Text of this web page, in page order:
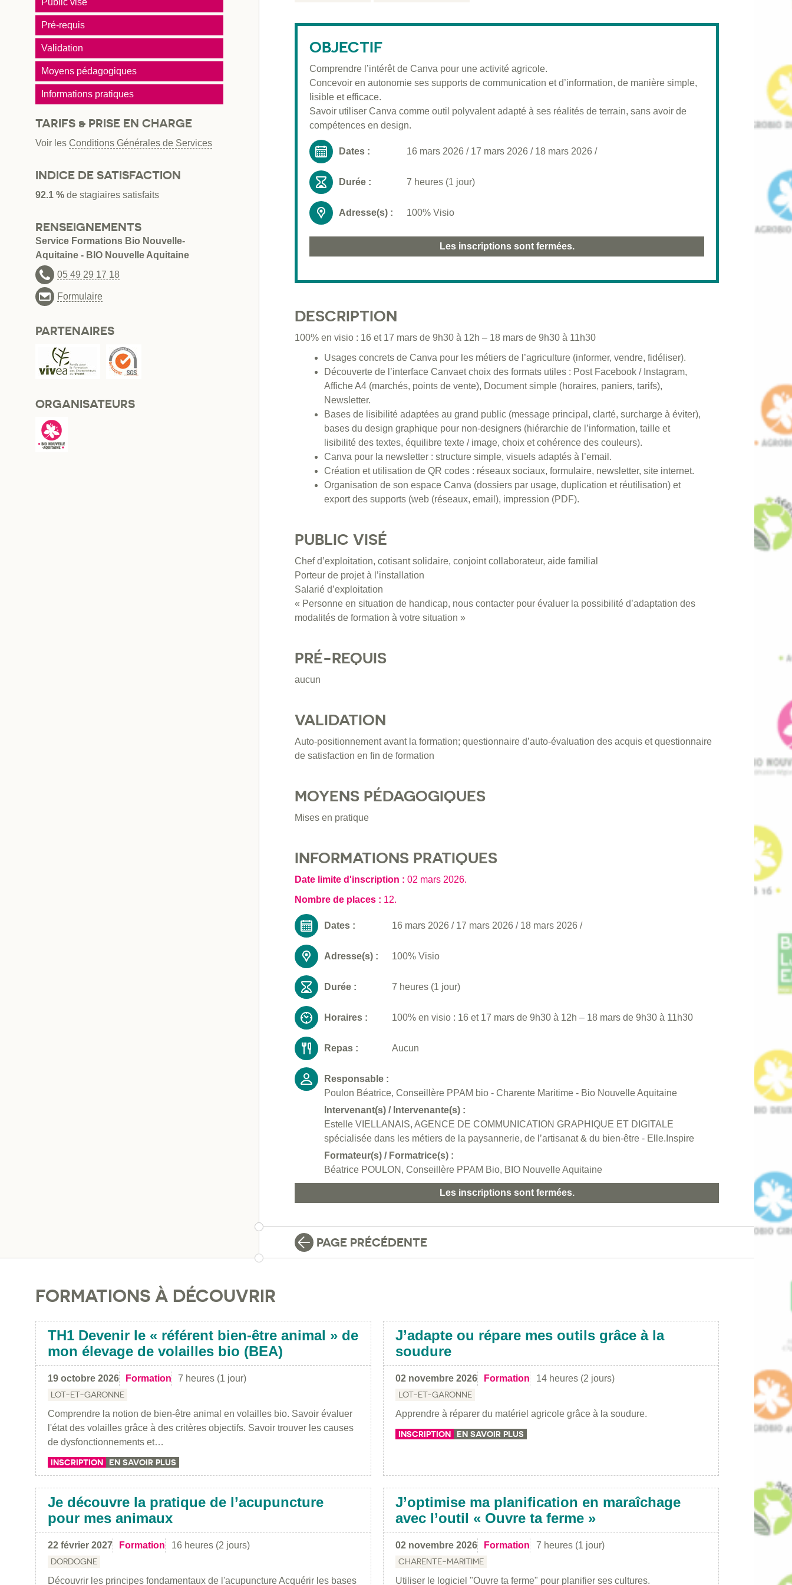
OBJECTIF
Comprendre l’intérêt de Canva pour une activité agricole.
Concevoir en autonomie ses supports de communication et d’information, de manière simple,
lisible et efficace.
Savoir utiliser Canva comme outil polyvalent adapté à ses réalités de terrain, sans avoir de
compétences en design.
Dates : 16 mars 2026 / 17 mars 2026 / 18 mars 2026 /
Durée : 7 heures (1 jour)
Adresse(s) : 100% Visio
Les inscriptions sont fermées.
DESCRIPTION
100% en visio : 16 et 17 mars de 9h30 à 12h – 18 mars de 9h30 à 11h30
Usages concrets de Canva pour les métiers de l’agriculture (informer, vendre, fidéliser).
Découverte de l’interface Canvaet choix des formats utiles : Post Facebook / Instagram,
Affiche A4 (marchés, points de vente), Document simple (horaires, paniers, tarifs),
Newsletter.
Bases de lisibilité adaptées au grand public (message principal, clarté, surcharge à éviter),
bases du design graphique pour non-designers (hiérarchie de l’information, taille et
lisibilité des textes, équilibre texte / image, choix et cohérence des couleurs).
Canva pour la newsletter : structure simple, visuels adaptés à l’email.
Création et utilisation de QR codes : réseaux sociaux, formulaire, newsletter, site internet.
Organisation de son espace Canva (dossiers par usage, duplication et réutilisation) et
export des supports (web (réseaux, email), impression (PDF).
PUBLIC VISÉ
Chef d’exploitation, cotisant solidaire, conjoint collaborateur, aide familial
Porteur de projet à l’installation
Salarié d’exploitation
« Personne en situation de handicap, nous contacter pour évaluer la possibilité d’adaptation des
modalités de formation à votre situation »
PRÉ-REQUIS
aucun
VALIDATION
Auto-positionnement avant la formation; questionnaire d’auto-évaluation des acquis et questionnaire
de satisfaction en fin de formation
MOYENS PÉDAGOGIQUES
Mises en pratique
INFORMATIONS PRATIQUES
Date limite d'inscription : 02 mars 2026.
Nombre de places : 12.
Dates : 16 mars 2026 / 17 mars 2026 / 18 mars 2026 /
Adresse(s) : 100% Visio
Durée : 7 heures (1 jour)
Horaires : 100% en visio : 16 et 17 mars de 9h30 à 12h – 18 mars de 9h30 à 11h30
Repas : Aucun
Responsable :
Poulon Béatrice, Conseillère PPAM bio - Charente Maritime - Bio Nouvelle Aquitaine
Intervenant(s) / Intervenante(s) :
Estelle VIELLANAIS, AGENCE DE COMMUNICATION GRAPHIQUE ET DIGITALE
spécialisée dans les métiers de la paysannerie, de l’artisanat & du bien-être - Elle.Inspire
Formateur(s) / Formatrice(s) :
Béatrice POULON, Conseillère PPAM Bio, BIO Nouvelle Aquitaine
Les inscriptions sont fermées.
PAGE PRÉCÉDENTE
Public visé
Pré-requis
Validation
Moyens pédagogiques
Informations pratiques
TARIFS & PRISE EN CHARGE
Voir les Conditions Générales de Services
INDICE DE SATISFACTION
92.1 % de stagiaires satisfaits
RENSEIGNEMENTS
Service Formations Bio Nouvelle-
Aquitaine - BIO Nouvelle Aquitaine
05 49 29 17 18
Formulaire
PARTENAIRES
ORGANISATEURS
FORMATIONS À DÉCOUVRIR
TH1 Devenir le « référent bien-être animal » de
mon élevage de volailles bio (BEA)
19 octobre 2026 Formation 7 heures (1 jour)
LOT-ET-GARONNE
Comprendre la notion de bien-être animal en volailles bio. Savoir évaluer
l'état des volailles grâce à des critères objectifs. Savoir trouver les causes
de dysfonctionnements et…
INSCRIPTION EN SAVOIR PLUS
J’adapte ou répare mes outils grâce à la
soudure
02 novembre 2026 Formation 14 heures (2 jours)
LOT-ET-GARONNE
Apprendre à réparer du matériel agricole grâce à la soudure.
INSCRIPTION EN SAVOIR PLUS
Je découvre la pratique de l’acupuncture
pour mes animaux
22 février 2027 Formation 16 heures (2 jours)
DORDOGNE
Découvrir les principes fondamentaux de l'acupuncture Acquérir les bases
J’optimise ma planification en maraîchage
avec l’outil « Ouvre ta ferme »
02 novembre 2026 Formation 7 heures (1 jour)
CHARENTE-MARITIME
Utiliser le logiciel "Ouvre ta ferme" pour planifier ses cultures.